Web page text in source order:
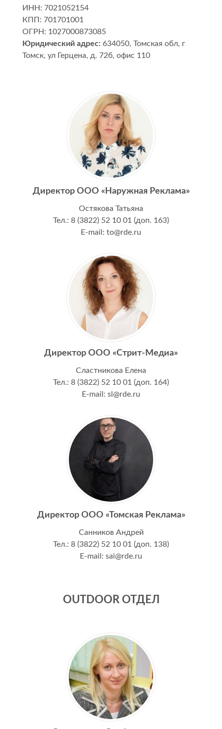
ИНН: 7021052154
КПП: 701701001
ОГРН: 1027000873085
Юридический адрес: 634050, Томская обл, г
Томск, ул Герцена, д. 72б, офис 110
Директор ООО «Наружная Реклама»
Остякова Татьяна
Тел.: 8 (3822) 52 10 01 (доп. 163)
E-mail: to@rde.ru
Директор ООО «Стрит-Медиа»
Сластникова Елена
Тел.: 8 (3822) 52 10 01 (доп. 164)
E-mail: sl@rde.ru
Директор ООО «Томская Реклама»
Санников Андрей
Тел.: 8 (3822) 52 10 01 (доп. 138)
E-mail: sai@rde.ru
OUTDOOR ОТДЕЛ